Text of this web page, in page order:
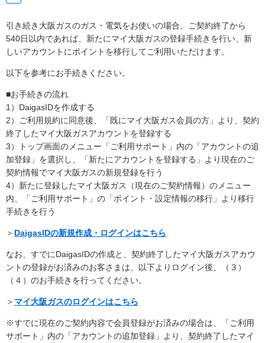
引き続き大阪ガスのガス・電気をお使いの場合、ご契約終了から
540日以内であれば、新たにマイ大阪ガスの登録手続きを行い、新
しいアカウントにポイントを移行してご利用いただけます。
以下を参考にお手続きください。
■お手続きの流れ
1）DaigasIDを作成する
2）ご利用規約に同意後、「既にマイ大阪ガス会員の方」より、契約
終了したマイ大阪ガスアカウントを登録する
3）トップ画面のメニュー「ご利用サポート」内の「アカウントの追
加登録」を選択し、「新たにアカウントを登録する」より現在のご
契約情報でマイ大阪ガスの新規登録を行う
4）新たに登録したマイ大阪ガス（現在のご契約情報）のメニュー
内、「ご利用サポート」の「ポイント・設定情報の移行」より移行
手続きを行う
＞ DaigasIDの新規作成・ログインはこちら
なお、すでにDaigasIDの作成と、契約終了したマイ大阪ガスアカウ
ントの登録がお済みのお客さまは、以下よりログイン後、（３）
（４）のお手続きを行ってください。
＞ マイ大阪ガスのログインはこちら
※すでに現在のご契約内容で会員登録がお済みの場合は、「ご利用
サポート」内の「アカウントの追加登録」より、契約終了したマイ